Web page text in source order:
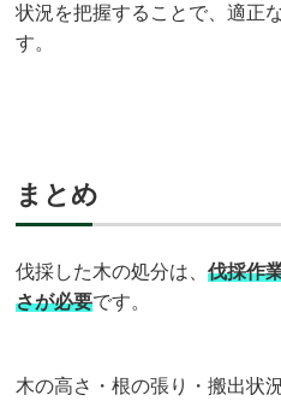
状況を把握することで、適正
す。
まとめ
伐採した木の処分は、伐採作
さが必要です。
木の高さ・根の張り・搬出状